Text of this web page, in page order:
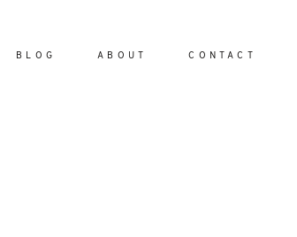
BLOG ABOUT CONTACT